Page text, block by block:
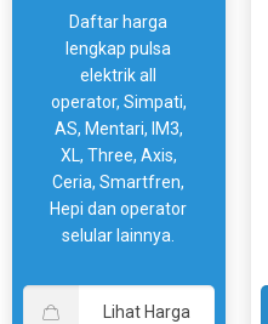
Daftar harga
lengkap pulsa
elektrik all
operator, Simpati,
AS, Mentari, IM3,
XL, Three, Axis,
Ceria, Smartfren,
Hepi dan operator
selular lainnya.
Lihat Harga